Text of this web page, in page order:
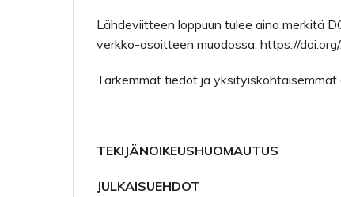
Lähdeviitteen loppuun tulee aina merkitä
verkko-osoitteen muodossa: https://
Tarkemmat tiedot ja yksityiskohtaisemmat
TEKIJÄNOIKEUSHUOMAUTUS
JULKAISUEHDOT